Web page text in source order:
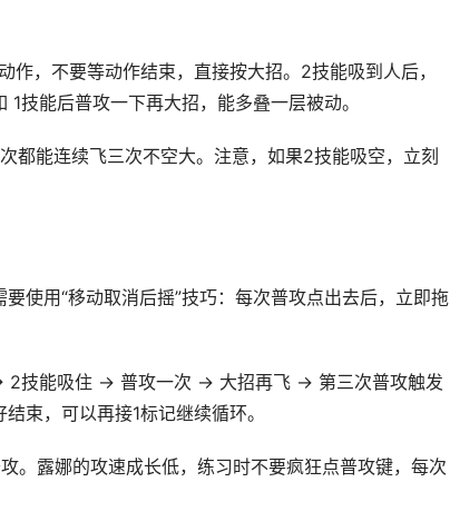
，不要等动作结束，直接按大招。2技能吸到人后，
技能后普攻一下再大招，能多叠一层被动。
都能连续飞三次不空大。注意，如果2技能吸空，立刻
使用“移动取消后摇”技巧：每次普攻点出去后，立即拖
技能吸住 → 普攻一次 → 大招再飞 → 第三次普攻触发
束，可以再接1标记继续循环。
露娜的攻速成长低，练习时不要疯狂点普攻键，每次